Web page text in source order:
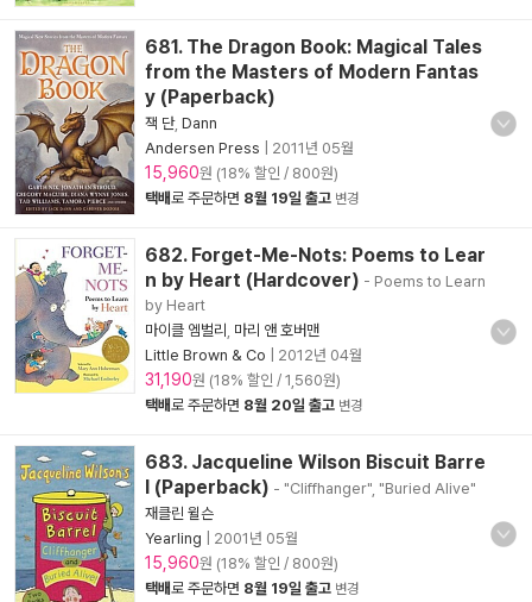
681. The Dragon Book: Magical Tales
from the Masters of Modern Fantas
y (Paperback)
잭 단, Dann
Andersen Press
2011년 05월
15,960원 (18% 할인 / 800원)
택배로 주문하면 8월 19일 출고 변경
682. Forget-Me-Nots: Poems to Lear
n by Heart (Hardcover) - Poems to Learn
by Heart
마이클 엠벌리
마리 앤 호버맨
Little Brown & Co
2012년 04월
31,190원 (18% 할인 / 1,560원)
택배로 주문하면 8월 20일 출고 변경
683. Jacqueline Wilson Biscuit Barre
l (Paperback) - "Cliffhanger", "Buried Alive"
재클린 윌슨
Yearling
2001년 05월
15,960원 (18% 할인 / 800원)
택배로 주문하면 8월 19일 출고 변경